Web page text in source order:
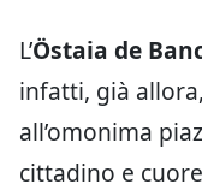
L’Östaia de
infatti, già
all’omonima
cittadino e